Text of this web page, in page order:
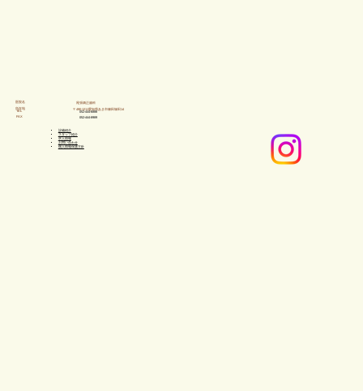
​医院名
尾張矯正歯科
所在地
〒490-1211愛知県あま市篠田塚田14
TEL
052-444-6888
FAX
052-444-8989
設備紹介
スタッフ紹介
求人情報
​お問い合わせ
個人情報保護方針